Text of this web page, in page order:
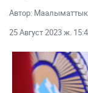
Автор:
25 Август 2023 ж.